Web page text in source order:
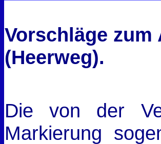
Vorschläge
(Heerweg).
Die von der
Markierung